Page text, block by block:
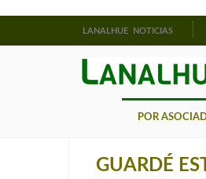
LANALHUE NOTICIAS
POR
GUARDÉ